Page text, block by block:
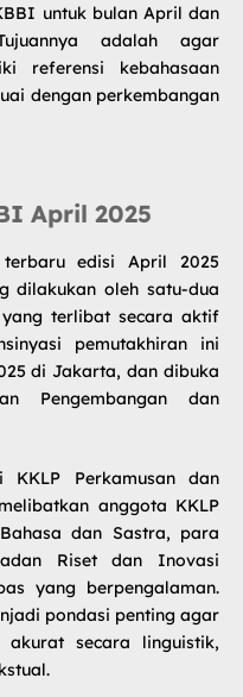
untuk bulan April dan
adalah agar
referensi kebahasaan
dengan perkembangan
April 2025
edisi April 2025
dilakukan oleh satu-dua
terlibat secara aktif
pemutakhiran ini
di Jakarta, dan dibuka
Pengembangan dan
Perkamusan dan
anggota KKLP
dan Sastra, para
Riset dan Inovasi
yang berpengalaman.
pondasi penting agar
secara linguistik,